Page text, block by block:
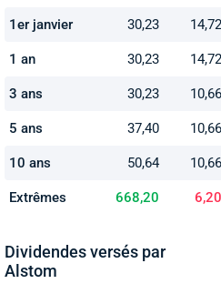
1er janvier 30,23 14,72
1 an 30,23 14,72
3 ans 30,23 10,66
5 ans 37,40 10,66
10 ans 50,64 10,66
Extrêmes 668,20 6,20
Dividendes versés par
Alstom